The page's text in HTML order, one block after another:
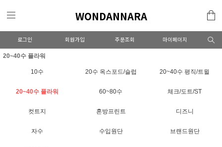
WONDANNARA
로그인 회원가입 주문조회 마이페이지
20~40수 플라워
10수 20수 옥스포드/슬럽 20~40수 평직/트윌
20~40수 플라워 60~80수 체크/도트/ST
컷트지 혼방프린트 디즈니
자수 수입원단 브랜드원단